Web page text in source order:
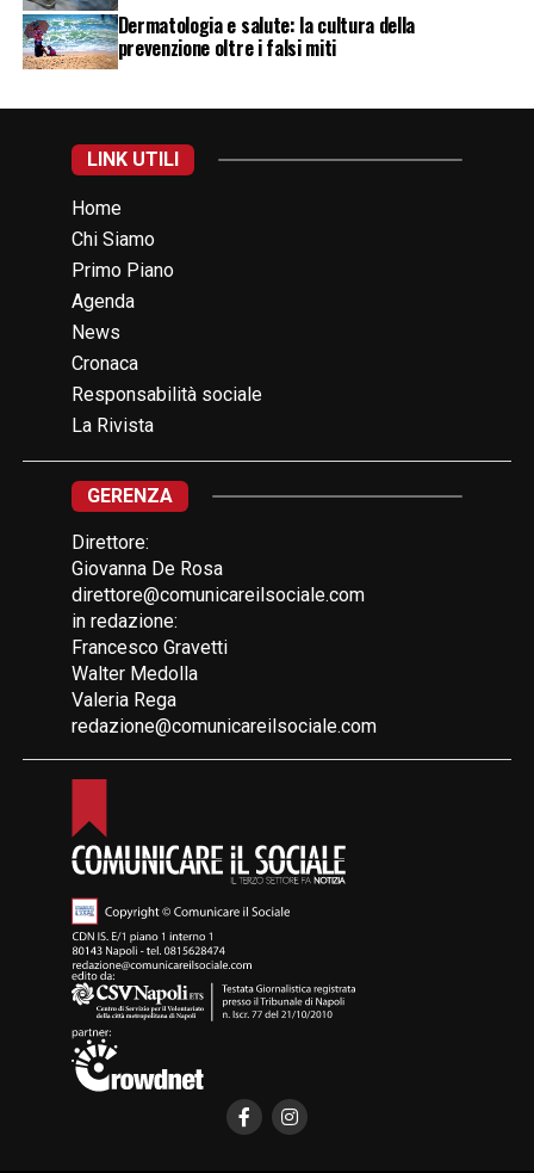
Dermatologia e salute: la cultura della
prevenzione oltre i falsi miti
LINK UTILI
Home
Chi Siamo
Primo Piano
Agenda
News
Cronaca
Responsabilità sociale
La Rivista
GERENZA
Direttore:
Giovanna De Rosa
direttore@comunicareilsociale.com
in redazione:
Francesco Gravetti
Walter Medolla
Valeria Rega
redazione@comunicareilsociale.com